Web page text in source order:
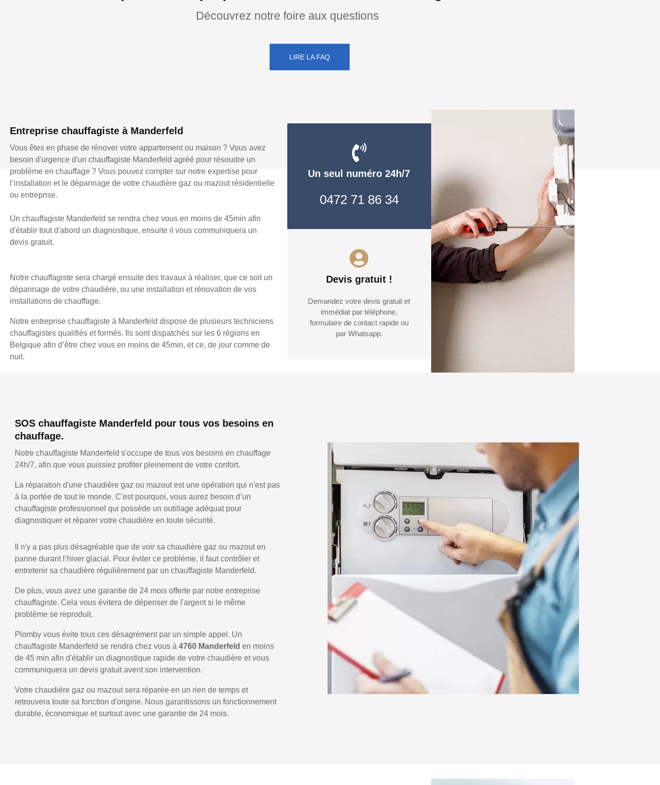
Découvrez notre foire aux questions
LIRE LA FAQ
Entreprise chauffagiste à Manderfeld
Vous êtes en phase de rénover votre appartement ou maison ? Vous avez
besoin d'urgence d'un chauffagiste Manderfeld agréé pour résoudre un
problème en chauffage ? Vous pouvez compter sur notre expertise pour
l’installation et le dépannage de votre chaudière gaz ou mazout résidentielle
ou entreprise.
Un chauffagiste Manderfeld se rendra chez vous en moins de 45min afin
d'établir tout d'abord un diagnostique, ensuite il vous communiquera un
devis gratuit.
Notre chauffagiste sera chargé ensuite des travaux à réaliser, que ce soit un
dépannage de votre chaudière, ou une installation et rénovation de vos
installations de chauffage.
Notre entreprise chauffagiste à Manderfeld dispose de plusieurs techniciens
chauffagistes qualifiés et formés. Ils sont dispatchés sur les 6 régions en
Belgique afin d’être chez vous en moins de 45min, et ce, de jour comme de
nuit.
Un seul numéro 24h/7
0472 71 86 34
Devis gratuit !
Demandez votre devis gratuit et
immédiat par téléphone,
formulaire de contact rapide ou
par Whatsapp.
SOS chauffagiste Manderfeld pour tous vos besoins en
chauffage.
Notre chauffagiste Manderfeld s'occupe de tous vos besoins en chauffage
24h/7, afin que vous puissiez profiter pleinement de votre confort.
La réparation d'une chaudière gaz ou mazout est une opération qui n'est pas
à la portée de tout le monde. C'est pourquoi, vous aurez besoin d’un
chauffagiste professionnel qui possède un outillage adéquat pour
diagnostiquer et réparer votre chaudière en toute sécurité.
Il n'y a pas plus désagréable que de voir sa chaudière gaz ou mazout en
panne durant l’hiver glacial. Pour éviter ce problème, il faut contrôler et
entretenir sa chaudière régulièrement par un chauffagiste Manderfeld.
De plus, vous avez une garantie de 24 mois offerte par notre entreprise
chauffagiste. Cela vous évitera de dépenser de l'argent si le même
problème se reproduit.
Plomby vous évite tous ces désagrément par un simple appel. Un
chauffagiste Manderfeld se rendra chez vous à 4760 Manderfeld en moins
de 45 min afin d'établir un diagnostique rapide de votre chaudière et vous
communiquera un devis gratuit avent son intervention.
Votre chaudière gaz ou mazout sera réparée en un rien de temps et
retrouvera toute sa fonction d'origine. Nous garantissons un fonctionnement
durable, économique et surtout avec une garantie de 24 mois.